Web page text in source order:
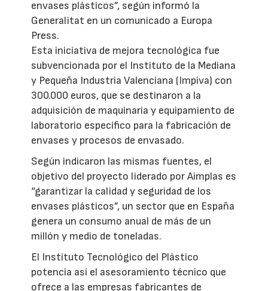
envases plásticos”, según informó la
Generalitat en un comunicado a Europa
Press.
Esta iniciativa de mejora tecnológica fue
subvencionada por el Instituto de la Mediana
y Pequeña Industria Valenciana (Impiva) con
300.000 euros, que se destinaron a la
adquisición de maquinaria y equipamiento de
laboratorio específico para la fabricación de
envases y procesos de envasado.
Según indicaron las mismas fuentes, el
objetivo del proyecto liderado por Aimplas es
“garantizar la calidad y seguridad de los
envases plásticos”, un sector que en España
genera un consumo anual de más de un
millón y medio de toneladas.
El Instituto Tecnológico del Plástico
potencia así el asesoramiento técnico que
ofrece a las empresas fabricantes de